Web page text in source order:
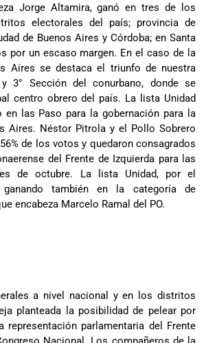
Jorge Altamira, ganó en tres de los
electorales del país; provincia de
de Buenos Aires y Córdoba; en Santa
por un escaso margen. En el caso de la
Aires se destaca el triunfo de nuestra
3° Sección del conurbano, donde se
centro obrero del país. La lista Unidad
en las Paso para la gobernación para la
Aires. Néstor Pitrola y el Pollo Sobrero
de los votos y quedaron consagrados
del Frente de Izquierda para las
de octubre. La lista Unidad, por el
ganando también en la categoría de
encabeza Marcelo Ramal del PO.
a nivel nacional y en los distritos
planteada la posibilidad de pelear por
representación parlamentaria del Frente